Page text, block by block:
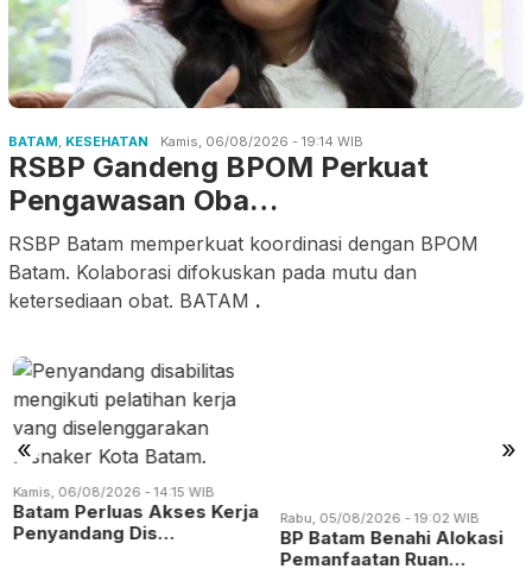
BATAM, KESEHATAN Kamis, 06/08/2026 - 19:14 WIB
RSBP Gandeng BPOM Perkuat
Pengawasan Oba…
RSBP Batam memperkuat koordinasi dengan BPOM
Batam. Kolaborasi difokuskan pada mutu dan
ketersediaan obat. BATAM .
« »
Kamis, 06/08/2026 - 14:15 WIB
Batam Perluas Akses Kerja
Penyandang Dis…